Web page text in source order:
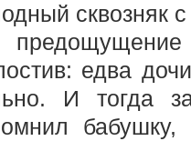
сквозняк
едва
И тогда